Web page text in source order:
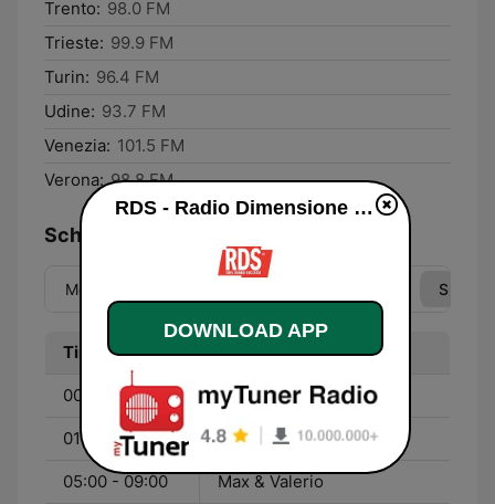
Trento: 98.0 FM
Trieste: 99.9 FM
Turin: 96.4 FM
Udine: 93.7 FM
Venezia: 101.5 FM
Verona: 98.8 FM
Schedule
Mon Sun
Time Program
00:00 - 01:00 Elisabetta & Renzo
01:00 - 05:00 Corrado & Davide
05:00 - 09:00 Max & Valerio
RDS - Radio Dimensione Suono online
DOWNLOAD APP